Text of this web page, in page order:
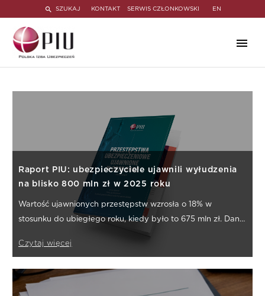
SZUKAJ KONTAKT SERWIS CZŁONKOWSKI EN
Raport PIU: ubezpieczyciele ujawnili wyłudzenia
na blisko 800 mln zł w 2025 roku
Wartość ujawnionych przestępstw wzrosła o 18% w
stosunku do ubiegłego roku, kiedy było to 675 mln zł. Dane
pochodzą z najnowszego raportu PIU dotyczącego
przestępczości ubezpieczeniowej.
Czytaj więcej